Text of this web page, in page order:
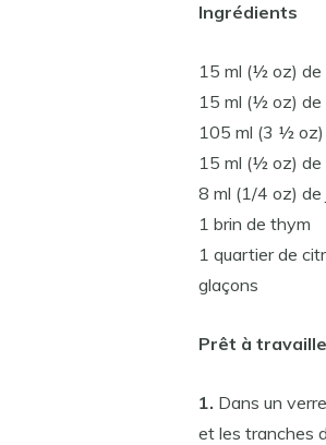
Ingrédients
15 ml (½ oz) de
15 ml (½ oz) de
105 ml (3 ½
15 ml (½ oz) de
8 ml (1/4 oz) de
1 brin de thym
1 quartier de
glaçons
Prêt à
1. Dans un
et les tranches